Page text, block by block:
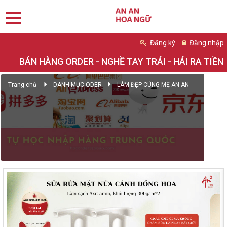
Đăng ký Đăng nhập
BÁN HÀNG ORDER - NGHỀ TAY TRÁI - HÁI RA TIỀN
Trang chủ DANH MỤC ODER LÀM ĐẸP CÙNG MẸ AN AN